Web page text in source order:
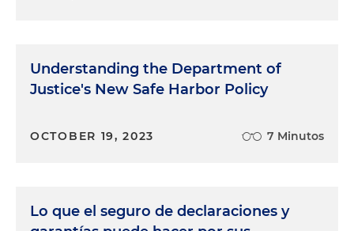
Understanding the Department of
Justice's New Safe Harbor Policy
OCTOBER 19, 2023 7 Minutos
Lo que el seguro de declaraciones y